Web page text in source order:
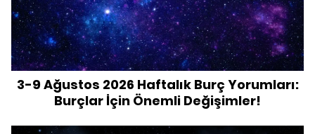
3-9 Ağustos 2026 Haftalık Burç Yorumları:
Burçlar İçin Önemli Değişimler!